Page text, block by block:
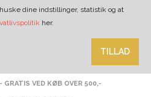
dine indstillinger, statistik og at
her.
TILLAD
GRATIS VED KØB OVER 500,-